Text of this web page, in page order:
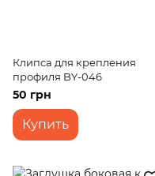
Клипса для крепления
профиля BY-046
50 грн
Купить